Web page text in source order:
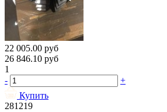
22 005.00 руб
26 846.10 руб
1
-
+
Купить
281219